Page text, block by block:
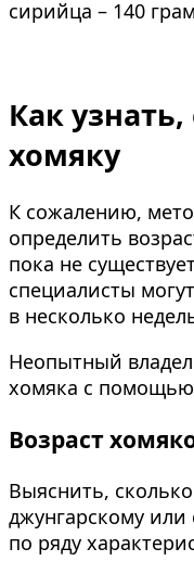
сирийца – 140
Как
хомяку
К сожалению,
определить
пока не
специалисты
в несколько
Неопытный
хомяка с
Возраст
Выяснить,
джунгарскому
по ряду